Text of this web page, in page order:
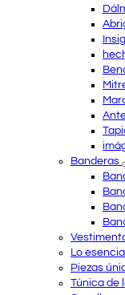
Banderas
Lo esencial
Piezas
Túnica de